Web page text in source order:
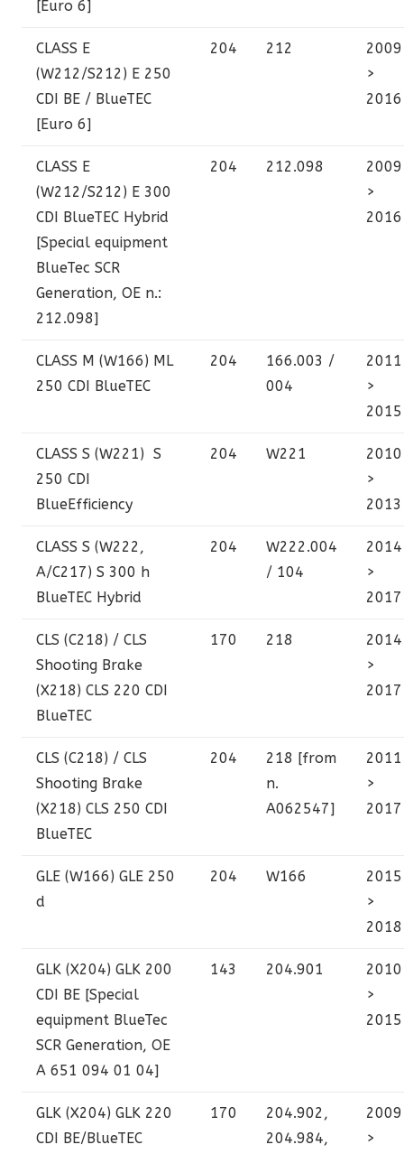
[Euro 6]
CLASS E
(W212/S212) E 250
CDI BE / BlueTEC
[Euro 6]
204 212
2009
>
2016
CLASS E
(W212/S212) E 300
CDI BlueTEC Hybrid
[Special equipment
BlueTec SCR
Generation, OE n.:
212.098]
204 212.098
2009
>
2016
CLASS M (W166) ML
250 CDI BlueTEC
204
166.003 /
004
2011
>
2015
CLASS S (W221) S
250 CDI
BlueEfficiency
204 W221
2010
>
2013
CLASS S (W222,
A/C217) S 300 h
BlueTEC Hybrid
204
W222.004
/ 104
2014
>
2017
CLS (C218) / CLS
Shooting Brake
(X218) CLS 220 CDI
BlueTEC
170 218
2014
>
2017
CLS (C218) / CLS
Shooting Brake
(X218) CLS 250 CDI
BlueTEC
204
218 [from
n.
A062547]
2011
>
2017
GLE (W166) GLE 250
d
204 W166
2015
>
2018
GLK (X204) GLK 200
CDI BE [Special
equipment BlueTec
SCR Generation, OE
A 651 094 01 04]
143 204.901
2010
>
2015
GLK (X204) GLK 220
CDI BE/BlueTEC
170
204.902,
204.984,
2009
>